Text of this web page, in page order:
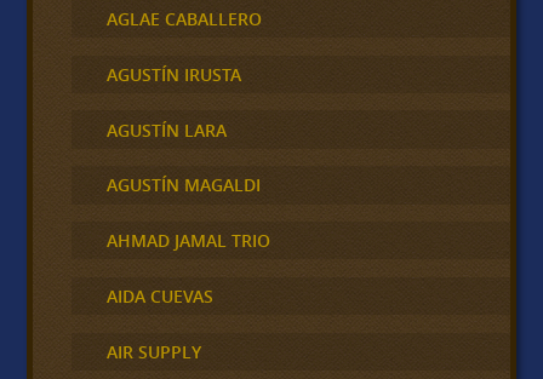
AGLAE CABALLERO
AGUSTÍN IRUSTA
AGUSTÍN LARA
AGUSTÍN MAGALDI
AHMAD JAMAL TRIO
AIDA CUEVAS
AIR SUPPLY